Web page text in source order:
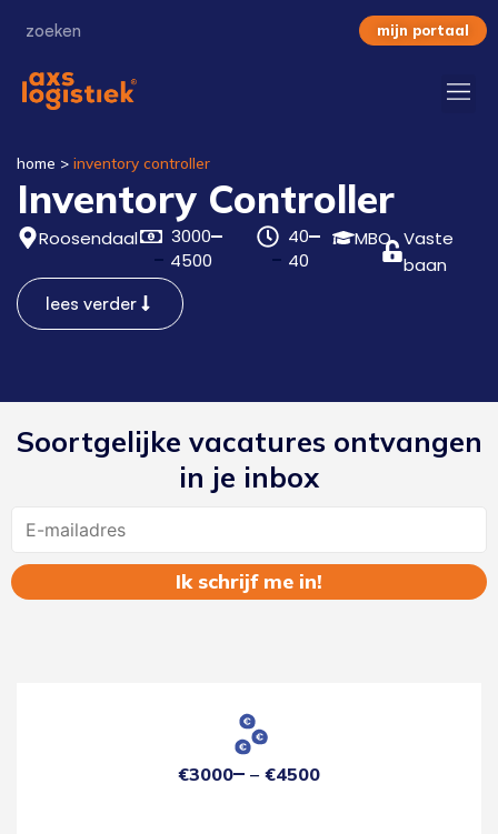
mijn portaal
home > inventory controller
Inventory Controller
Roosendaal
3000
4500
40
40
MBO Vaste
baan
lees verder
Soortgelijke vacatures ontvangen
in je inbox
€3000 €4500